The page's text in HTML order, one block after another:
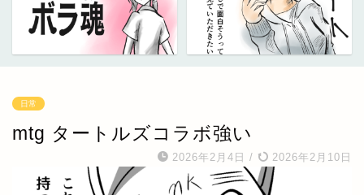
日常
mtg タートルズコラボ強い
2026年2月4日 / 2026年2月10日